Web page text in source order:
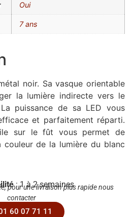
Oui
7 ans
noir. Sa vasque orientable
la lumière indirecte vers le
puissance de sa LED vous
et parfaitement réparti.
sur le fût vous permet de
couleur de la lumière du blanc
: 1 à 2 semaines
pour une livraison plus rapide nous
contacter
60 07 71 11